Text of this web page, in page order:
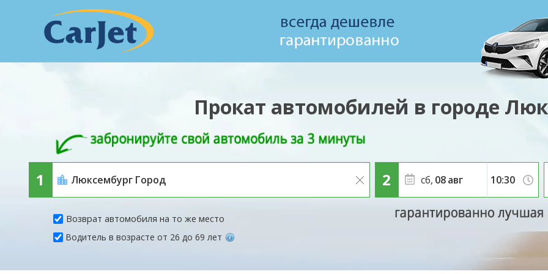
Прокат автомобилей в городе
Возврат автомобиля на то же место
сб, 08авг
Водитель в возрасте от 26 до 69 лет